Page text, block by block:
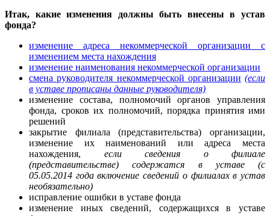
Итак, какиеизменения должны быть внесены в устав
фонда?
изменение адреса некоммерческой организации с
изменением места нахождения
изменение наименования некоммерческой организации
смена руководителя некоммерческой организации (если
в уставе прописаны данные руководителя)
изменение состава, полномочий органов управления
фонда, сроков их полномочий, порядка принятия ими
решений
закрытие филиала (представительства) организации,
изменение их наименований или адреса места
нахождения, если сведения о филиале
(представительстве) содержатся в уставе (с
05.05.2014 года включение сведений о филиалах в устав
необязательно)
исправление ошибки в уставе фонда
изменение иных сведений, содержащихся в уставе